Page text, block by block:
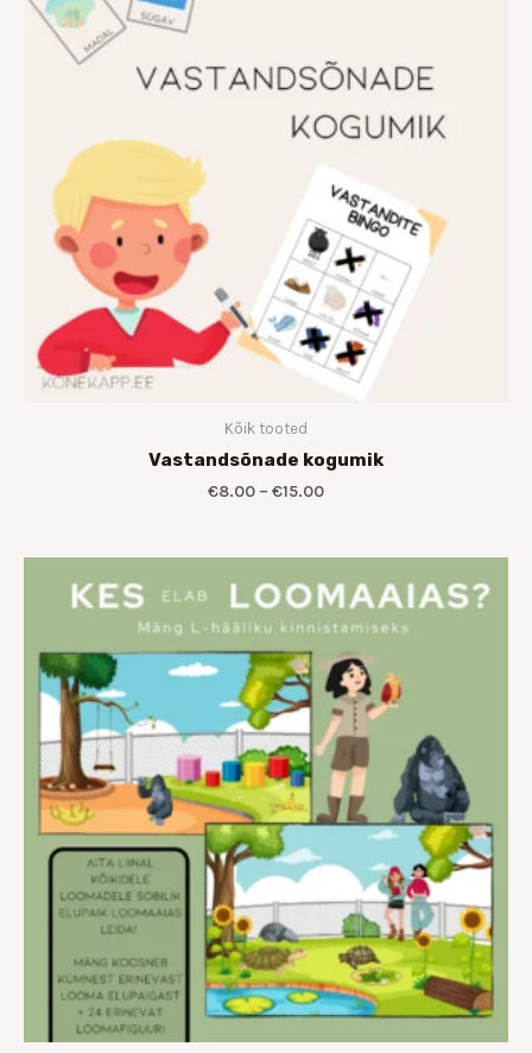
Kõik tooted
Vastandsõnade kogumik
€8.00 – €15.00
€8.00
kuni
€14.00